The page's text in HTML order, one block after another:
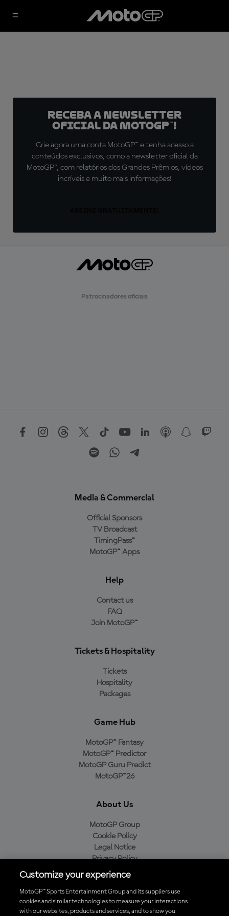
Receba a newsletter
oficial da MotoGP™!
Crie agora uma conta MotoGP™ e tenha acesso a
conteúdos exclusivos, como a newsletter oficial da
MotoGP™, com relatórios dos Grandes Prêmios, vídeos
incríveis e muito mais informações!
Patrocinadores oficiais
Media & Commercial
Official Sponsors
TV Broadcast
TimingPass™
MotoGP™ Apps
Help
Contact us
FAQ
Join MotoGP™
Tickets & Hospitality
Tickets
Hospitality
Packages
Game Hub
MotoGP™ Fantasy
MotoGP™ Predictor
MotoGP Guru Predict
MotoGP™26
About Us
MotoGP Group
Cookie Policy
Legal Notice
Privacy Policy
Purchase Policy
Baixe o aplicativo oficial da MotoGP™
Customize your experience
MotoGP™ Sports Entertainment Group and its suppliers use
cookies and similar technologies to measure your interactions
with our websites, products and services, and to show you